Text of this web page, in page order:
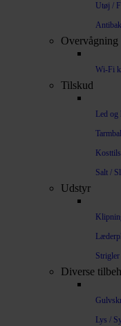
Utøj /
Overvågning
Wi-Fi
Tilskud
Led og
Salt /
Udstyr
Strigler
Diverse
Lys /